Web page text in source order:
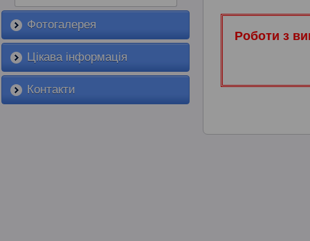
Фотогалерея
Цікава інформація
Контакти
Роботи з